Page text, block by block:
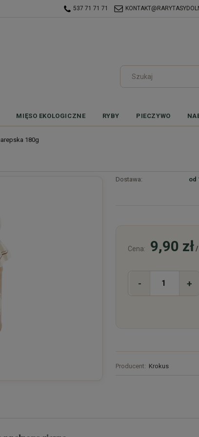
537 71 71 71
MIĘSO EKOLOGICZNE RYBY PIECZYWO
180g
Dostawa: od
Cena: 9,90 zł
- +
Producent: Krokus